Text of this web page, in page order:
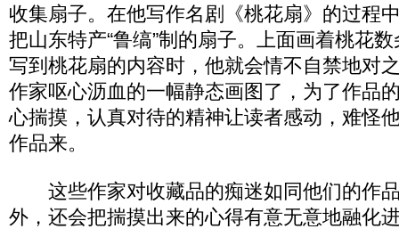
收集扇子。在他写作名剧《桃花扇》的过程
把山东特产“鲁缟”制的扇子。上面画着桃花
写到桃花扇的内容时，他就会情不自禁地对
作家呕心沥血的一幅静态画图了，为了作品
心揣摸，认真对待的精神让读者感动，难怪
作品来。
这些作家对收藏品的痴迷如同他们的作
外，还会把揣摸出来的心得有意无意地融化